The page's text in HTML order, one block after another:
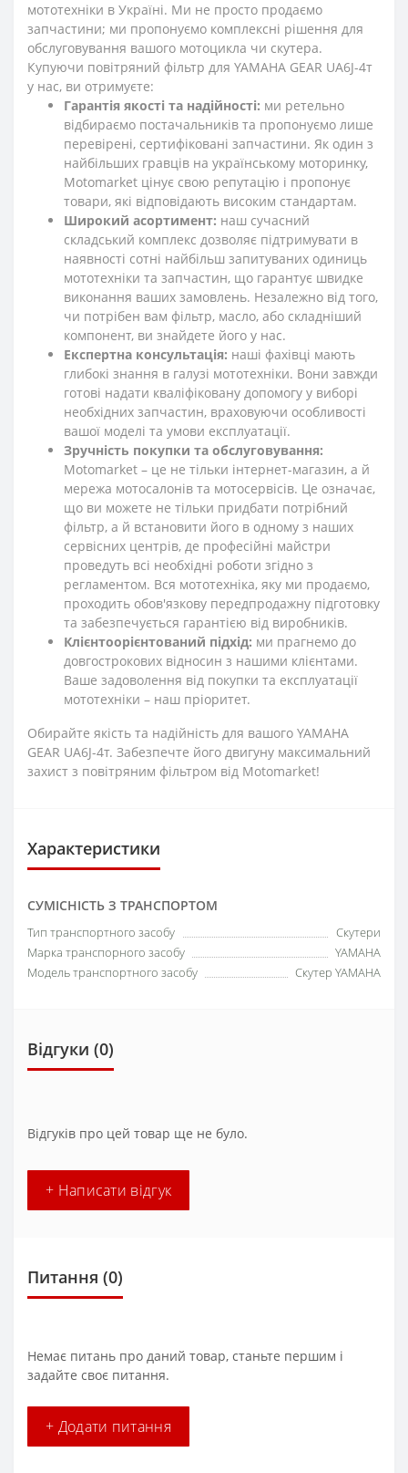
мототехніки в Україні. Ми не просто продаємо
запчастини; ми пропонуємо комплексні рішення для
обслуговування вашого мотоцикла чи скутера.
Купуючи повітряний фільтр для YAMAHA GEAR UA6J-4т
у нас, ви отримуєте:
Гарантія якості та надійності: ми ретельно
відбираємо постачальників та пропонуємо лише
перевірені, сертифіковані запчастини. Як один з
найбільших гравців на українському моторинку,
Motomarket цінує свою репутацію і пропонує
товари, які відповідають високим стандартам.
Широкий асортимент: наш сучасний
складський комплекс дозволяє підтримувати в
наявності сотні найбільш запитуваних одиниць
мототехніки та запчастин, що гарантує швидке
виконання ваших замовлень. Незалежно від того,
чи потрібен вам фільтр, масло, або складніший
компонент, ви знайдете його у нас.
Експертна консультація: наші фахівці мають
глибокі знання в галузі мототехніки. Вони завжди
готові надати кваліфіковану допомогу у виборі
необхідних запчастин, враховуючи особливості
вашої моделі та умови експлуатації.
Зручність покупки та обслуговування:
Motomarket – це не тільки інтернет-магазин, а й
мережа мотосалонів та мотосервісів. Це означає,
що ви можете не тільки придбати потрібний
фільтр, а й встановити його в одному з наших
сервісних центрів, де професійні майстри
проведуть всі необхідні роботи згідно з
регламентом. Вся мототехніка, яку ми продаємо,
проходить обов'язкову передпродажну підготовку
та забезпечується гарантією від виробників.
Клієнтоорієнтований підхід: ми прагнемо до
довгострокових відносин з нашими клієнтами.
Ваше задоволення від покупки та експлуатації
мототехніки – наш пріоритет.
Обирайте якість та надійність для вашого YAMAHA
GEAR UA6J-4т. Забезпечте його двигуну максимальний
захист з повітряним фільтром від Motomarket!
Характеристики
СУМІСНІСТЬ З ТРАНСПОРТОМ
Тип транспортного засобу
Скутери
Марка транспорного засобу
YAMAHA
Модель транспортного засобу
Скутер YAMAHA
Відгуки (0)
Відгуків про цей товар ще не було.
+ Написати відгук
Питання (0)
Немає питань про даний товар, станьте першим і
задайте своє питання.
+ Додати питання